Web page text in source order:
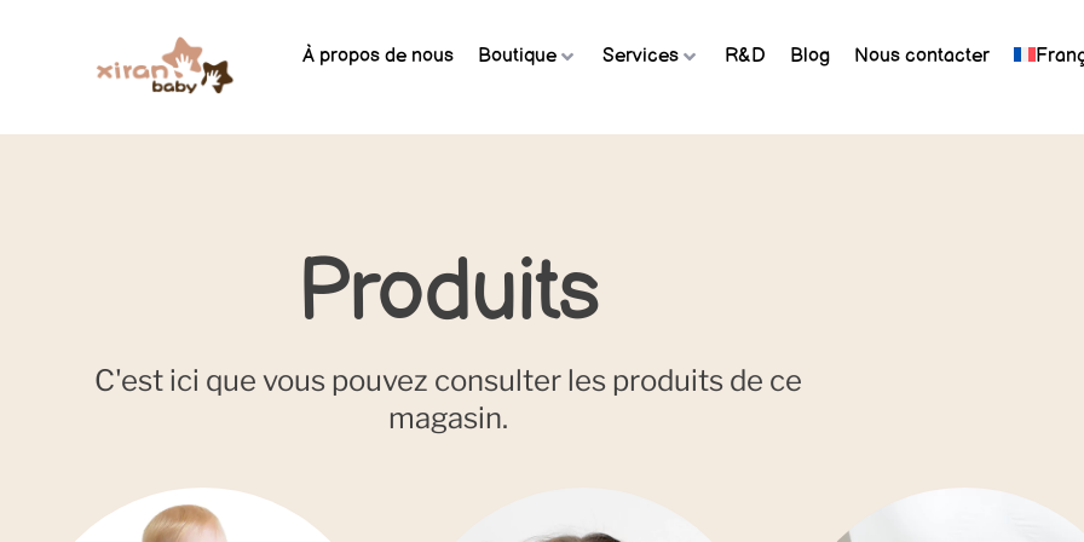
À propos de nous Boutique Services R&D Blog Nous contacter
Produits
C'est ici que vous pouvez consulter les produits de ce
magasin.